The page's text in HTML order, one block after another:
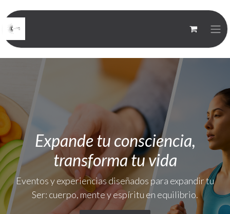
Expande tu consciencia,
transforma tu vida
Eventos y experiencias diseñados para expandir tu
Ser: cuerpo, mente y espíritu en equilibrio.